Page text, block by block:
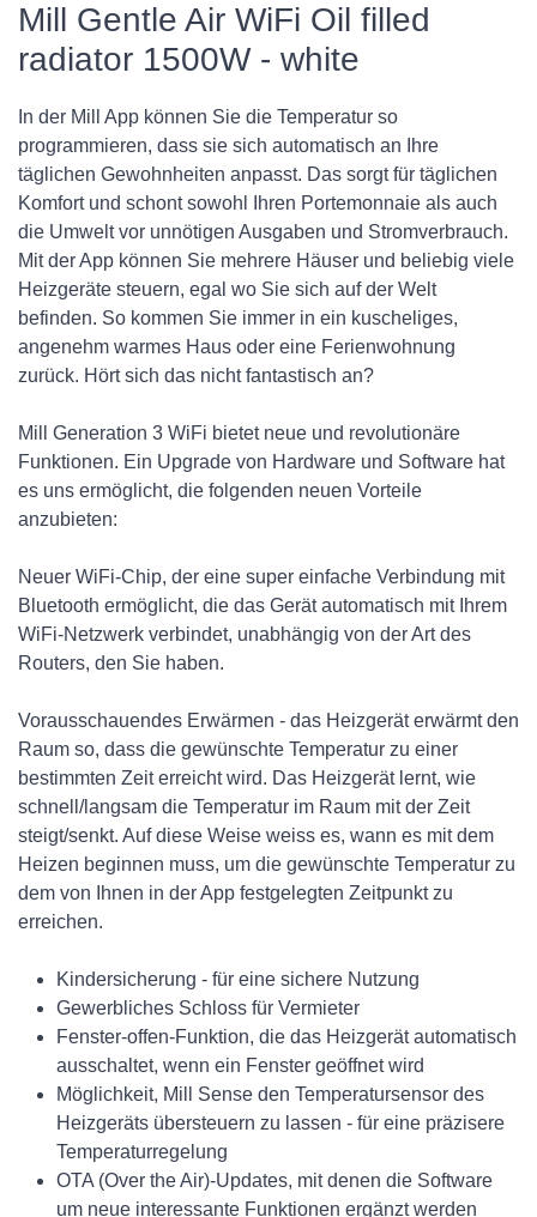
Mill Gentle Air WiFi Oil filled
radiator 1500W - white
In der Mill App können Sie die Temperatur so
programmieren, dass sie sich automatisch an Ihre
täglichen Gewohnheiten anpasst. Das sorgt für täglichen
Komfort und schont sowohl Ihren Portemonnaie als auch
die Umwelt vor unnötigen Ausgaben und Stromverbrauch.
Mit der App können Sie mehrere Häuser und beliebig viele
Heizgeräte steuern, egal wo Sie sich auf der Welt
befinden. So kommen Sie immer in ein kuscheliges,
angenehm warmes Haus oder eine Ferienwohnung
zurück. Hört sich das nicht fantastisch an?
Mill Generation 3 WiFi bietet neue und revolutionäre
Funktionen. Ein Upgrade von Hardware und Software hat
es uns ermöglicht, die folgenden neuen Vorteile
anzubieten:
Neuer WiFi-Chip, der eine super einfache Verbindung mit
Bluetooth ermöglicht, die das Gerät automatisch mit Ihrem
WiFi-Netzwerk verbindet, unabhängig von der Art des
Routers, den Sie haben.
Vorausschauendes Erwärmen - das Heizgerät erwärmt den
Raum so, dass die gewünschte Temperatur zu einer
bestimmten Zeit erreicht wird. Das Heizgerät lernt, wie
schnell/langsam die Temperatur im Raum mit der Zeit
steigt/senkt. Auf diese Weise weiss es, wann es mit dem
Heizen beginnen muss, um die gewünschte Temperatur zu
dem von Ihnen in der App festgelegten Zeitpunkt zu
erreichen.
Kindersicherung - für eine sichere Nutzung
Gewerbliches Schloss für Vermieter
Fenster-offen-Funktion, die das Heizgerät automatisch
ausschaltet, wenn ein Fenster geöffnet wird
Möglichkeit, Mill Sense den Temperatursensor des
Heizgeräts übersteuern zu lassen - für eine präzisere
Temperaturregelung
OTA (Over the Air)-Updates, mit denen die Software
um neue interessante Funktionen ergänzt werden